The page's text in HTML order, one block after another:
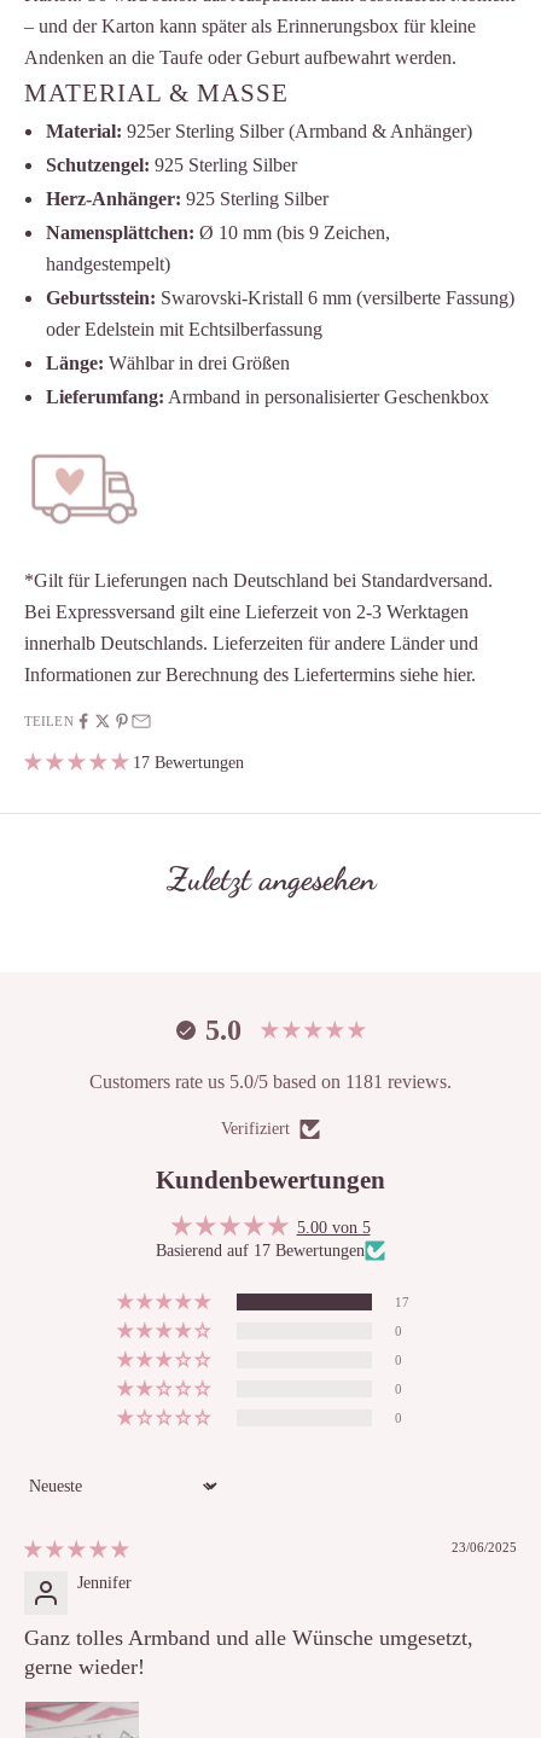
– und der Karton kann später als Erinnerungsbox für kleine
Andenken an die Taufe oder Geburt aufbewahrt werden.
MATERIAL & MASSE
Material: 925er Sterling Silber (Armband & Anhänger)
Schutzengel: 925 Sterling Silber
Herz-Anhänger: 925 Sterling Silber
Namensplättchen: Ø 10 mm (bis 9 Zeichen,
handgestempelt)
Geburtsstein: Swarovski-Kristall 6 mm (versilberte Fassung)
oder Edelstein mit Echtsilberfassung
Länge: Wählbar in drei Größen
Lieferumfang: Armband in personalisierter Geschenkbox
*Gilt für Lieferungen nach Deutschland bei Standardversand.
Bei Expressversand gilt eine Lieferzeit von 2-3 Werktagen
innerhalb Deutschlands. Lieferzeiten für andere Länder und
Informationen zur Berechnung des Liefertermins siehe hier.
TEILEN
17 Bewertungen
Zuletzt angesehen
5.0
Customers rate us 5.0/5 based on 1181 reviews.
Verifiziert
Kundenbewertungen
5.00 von 5
Basierend auf 17 Bewertungen
17
0
0
0
0
Sort by
23/06/2025
Jennifer
Ganz tolles Armband und alle Wünsche umgesetzt,
gerne wieder!